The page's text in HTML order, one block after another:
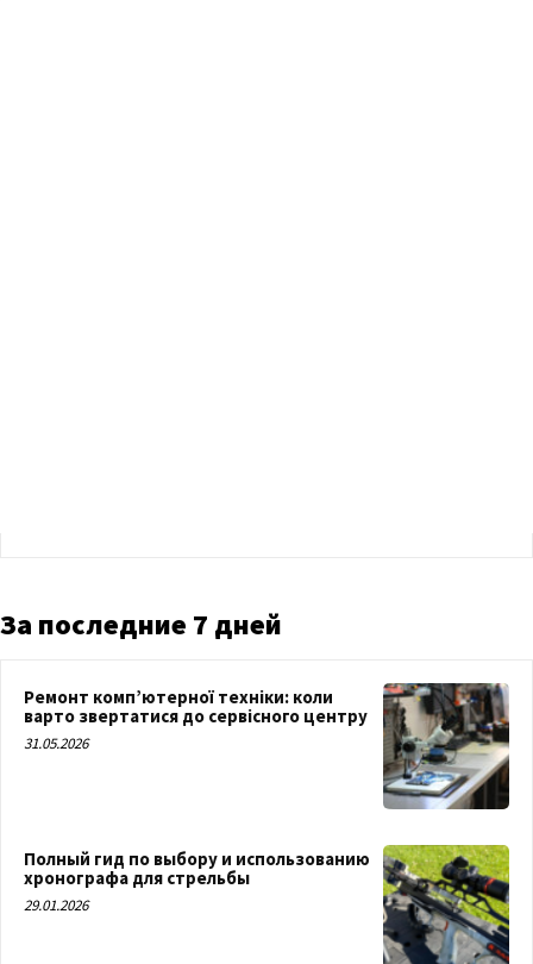
За последние 7 дней
Ремонт комп’ютерної техніки: коли
варто звертатися до сервісного центру
31.05.2026
Полный гид по выбору и использованию
хронографа для стрельбы
29.01.2026